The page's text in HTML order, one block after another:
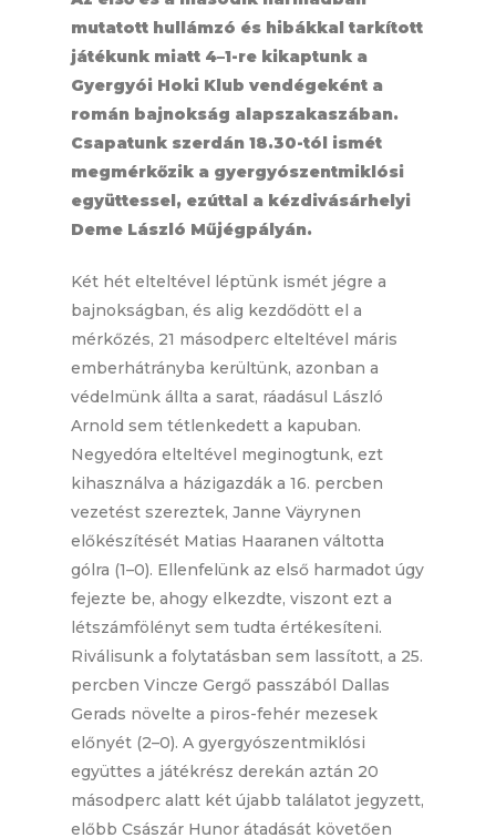
mutatott hullámzó és hibákkal tarkított
játékunk miatt 4–1-re kikaptunk a
Gyergyói Hoki Klub vendégeként a
román bajnokság alapszakaszában.
Csapatunk szerdán 18.30-tól ismét
megmérkőzik a gyergyószentmiklósi
együttessel, ezúttal a kézdivásárhelyi
Deme László Műjégpályán.
Két hét elteltével léptünk ismét jégre a
bajnokságban, és alig kezdődött el a
mérkőzés, 21 másodperc elteltével máris
emberhátrányba kerültünk, azonban a
védelmünk állta a sarat, ráadásul László
Arnold sem tétlenkedett a kapuban.
Negyedóra elteltével meginogtunk, ezt
kihasználva a házigazdák a 16. percben
vezetést szereztek, Janne Väyrynen
előkészítését Matias Haaranen váltotta
gólra (1–0). Ellenfelünk az első harmadot úgy
fejezte be, ahogy elkezdte, viszont ezt a
létszámfölényt sem tudta értékesíteni.
Riválisunk a folytatásban sem lassított, a 25.
percben Vincze Gergő passzából Dallas
Gerads növelte a piros-fehér mezesek
előnyét (2–0). A gyergyószentmiklósi
együttes a játékrész derekán aztán 20
másodperc alatt két újabb találatot jegyzett,
előbb Császár Hunor átadását követően